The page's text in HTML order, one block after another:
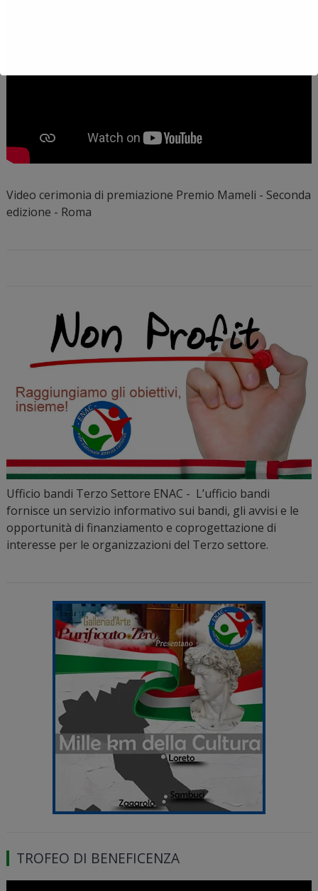
Video cerimonia di premiazione Premio Mameli - Seconda
edizione - Roma
Ufficio bandi Terzo Settore ENAC - L’ufficio bandi
fornisce un servizio informativo sui bandi, gli avvisi e le
opportunità di finanziamento e coprogettazione di
interesse per le organizzazioni del Terzo settore.
TROFEO DI BENEFICENZA